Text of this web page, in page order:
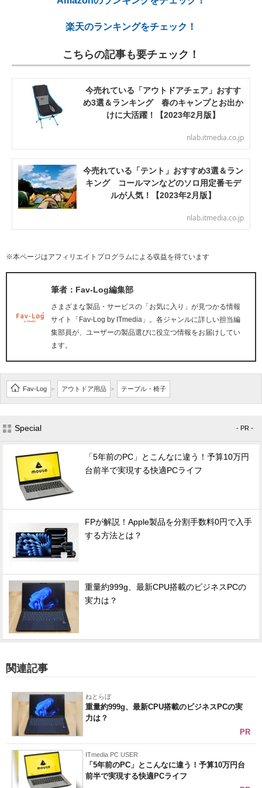
楽天のランキングをチェック！
こちらの記事も要チェック！
今売れている「アウトドアチェア」おすす
め3選＆ランキング 春のキャンプとお出か
けに大活躍！【2023年2月版】
nlab.itmedia.co.jp
今売れている「テント」おすすめ3選＆ラン
キング コールマンなどのソロ用定番モデ
ルが人気！【2023年2月版】
nlab.itmedia.co.jp
※本ページはアフィリエイトプログラムによる収益を得ています
筆者：Fav-Log編集部
さまざまな製品・サービスの「お気に入り」が見つかる情報
サイト「Fav-Log by ITmedia」。各ジャンルに詳しい担当編
集部員が、ユーザーの製品選びに役立つ情報をお届けしてい
ます。
Fav-Log > アウトドア用品 > テーブル・椅子
Special - PR -
「5年前のPC」とこんなに違う！予算10万円
台前半で実現する快適PCライフ
FPが解説！Apple製品を分割手数料0円で入手
する方法とは？
重量約999g、最新CPU搭載のビジネスPCの
実力は？
関連記事
ねとらぼ
重量約999g、最新CPU搭載のビジネスPCの実
力は？
PR
ITmedia PC USER
「5年前のPC」とこんなに違う！予算10万円台
前半で実現する快適PCライフ